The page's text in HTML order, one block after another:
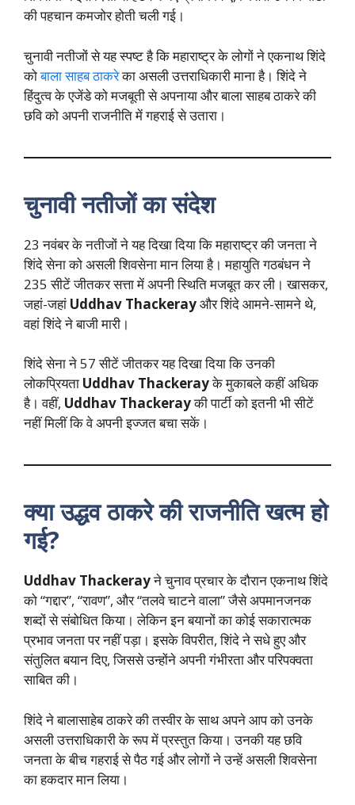
की पहचान कमजोर होती चली गई।
चुनावी नतीजों से यह स्पष्ट है कि महाराष्ट्र के लोगों ने एकनाथ शिंदे
कोबाला साहब ठाकरेका असली उत्तराधिकारी माना है। शिंदे ने
हिंदुत्व के एजेंडे को मजबूती से अपनाया और बाला साहब ठाकरे की
छवि को अपनी राजनीति में गहराई से उतारा।
चुनावी नतीजों का संदेश
23 नवंबर के नतीजों ने यह दिखा दिया कि महाराष्ट्र की जनता ने
शिंदे सेना को असली शिवसेना मान लिया है। महायुति गठबंधन ने
235 सीटें जीतकर सत्ता में अपनी स्थिति मजबूत कर ली। खासकर,
जहां-जहां Uddhav Thackerayऔर शिंदे आमने-सामने थे,
वहां शिंदे ने बाजी मारी।
शिंदे सेना ने 57 सीटें जीतकर यह दिखा दिया कि उनकी
लोकप्रियता Uddhav Thackerayके मुकाबले कहीं अधिक
है। वहीं, Uddhav Thackerayकी पार्टी को इतनी भी सीटें
नहीं मिलीं कि वे अपनी इज्जत बचा सकें।
क्या उद्धव ठाकरे की राजनीति खत्म हो
गई?
Uddhav Thackerayने चुनाव प्रचार के दौरान एकनाथ शिंदे
को “गद्दार”, “रावण”, और “तलवे चाटने वाला” जैसे अपमानजनक
शब्दों से संबोधित किया। लेकिन इन बयानों का कोई सकारात्मक
प्रभाव जनता पर नहीं पड़ा। इसके विपरीत, शिंदे ने सधे हुए और
संतुलित बयान दिए, जिससे उन्होंने अपनी गंभीरता और परिपक्वता
साबित की।
शिंदे ने बालासाहेब ठाकरे की तस्वीर के साथ अपने आप को उनके
असली उत्तराधिकारी के रूप में प्रस्तुत किया। उनकी यह छवि
जनता के बीच गहराई से पैठ गई और लोगों ने उन्हें असली शिवसेना
का हकदार मान लिया।